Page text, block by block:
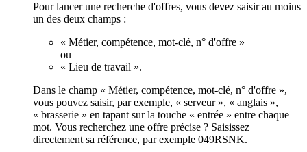
Pour lancer une recherche d'offres, vous devez saisir au moins
un des deux champs :
« Métier, compétence, mot-clé, n° d'offre »
ou
« Lieu de travail ».
Dans le champ « Métier, compétence, mot-clé, n° d'offre »,
vous pouvez saisir, par exemple, « serveur », « anglais »,
« brasserie » en tapant sur la touche « entrée » entre chaque
mot. Vous recherchez une offre précise ? Saisissez
directement sa référence, par exemple 049RSNK.